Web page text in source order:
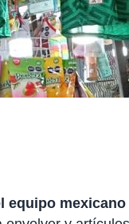
equipo